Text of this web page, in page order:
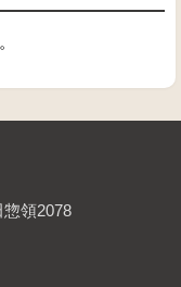
領2078